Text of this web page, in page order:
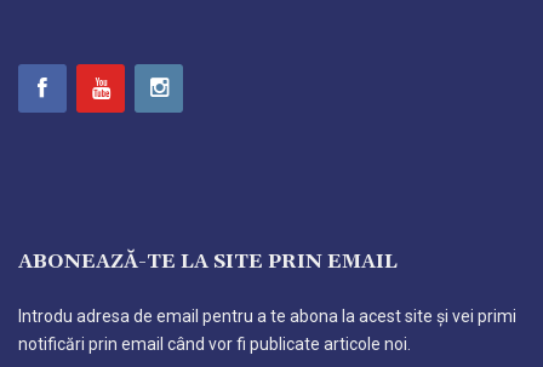
ABONEAZĂ-TE LA SITE PRIN EMAIL
Introdu adresa de email pentru a te abona la acest site și vei primi
notificări prin email când vor fi publicate articole noi.